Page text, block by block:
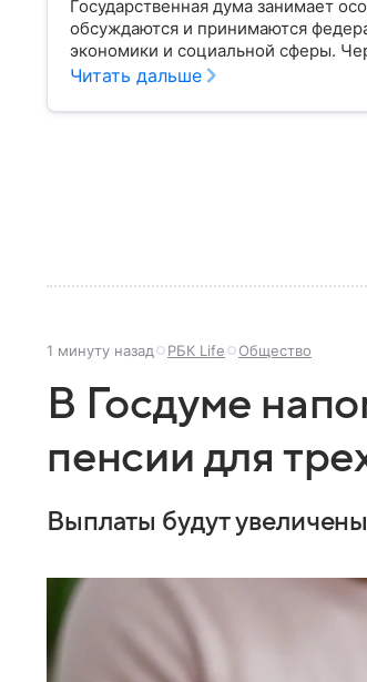
Государственная дума занимает
обсуждаются и принимаются
экономики и социальной сферы.
затрагивающие жизнь миллионов
Читать дальше
1 минуту назад РБК Life Общество
В Госдуме
пенсии для
Выплаты будут увеличены